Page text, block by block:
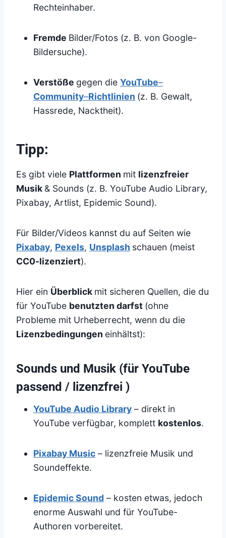
Rechteinhaber.
Fremde Bilder/Fotos (z. B. von Google-
Bildersuche).
Verstöße gegen die YouTube–
Community–Richtlinien (z. B. Gewalt,
Hassrede, Nacktheit).
Tipp:
Es gibt viele Plattformen mit lizenzfreier
Musik & Sounds (z. B. YouTube Audio Library,
Pixabay, Artlist, Epidemic Sound).
Für Bilder/Videos kannst du auf Seiten wie
Pixabay, Pexels, Unsplash schauen (meist
CC0-lizenziert).
Hier ein Überblick mit sicheren Quellen, die du
für YouTube benutzten darfst (ohne
Probleme mit Urheberrecht, wenn du die
Lizenzbedingungen einhältst):
Sounds und Musik (für YouTube
passend / lizenzfrei )
YouTube Audio Library – direkt in
YouTube verfügbar, komplett kostenlos.
Pixabay Music – lizenzfreie Musik und
Soundeffekte.
Epidemic Sound – kosten etwas, jedoch
enorme Auswahl und für YouTube-
Authoren vorbereitet.